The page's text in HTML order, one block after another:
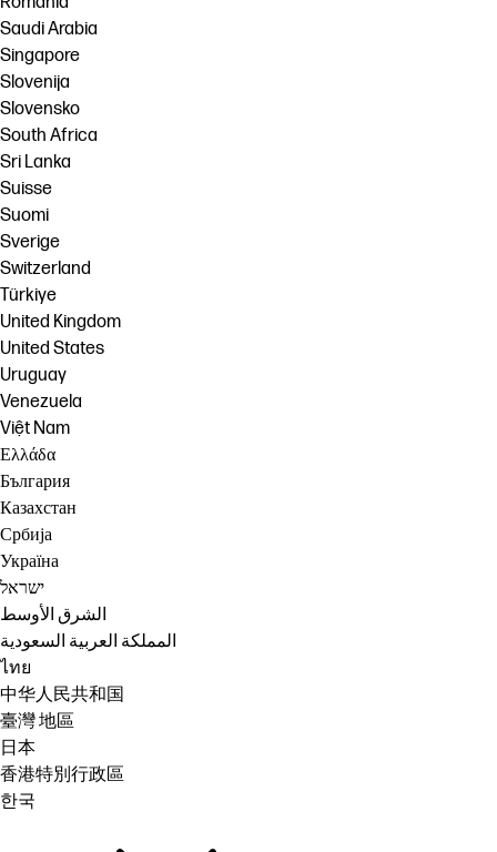
Saudi Arabia
Singapore
Slovenija
Slovensko
South Africa
Sri Lanka
Suisse
Suomi
Sverige
Switzerland
Türkiye
United Kingdom
United States
Uruguay
Venezuela
Việt Nam
Ελλάδα
България
Казахстан
Србија
Україна
ישראל
الشرق الأوسط
المملكة العربية السعودية
ไทย
中华人民共和国
臺灣 地區
日本
香港特別行政區
한국